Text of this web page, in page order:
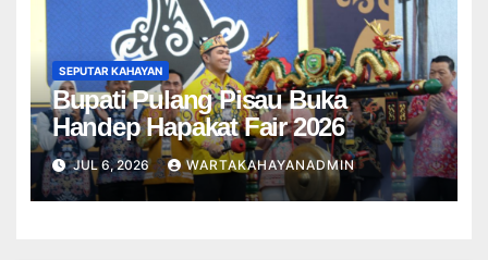
SEPUTAR KAHAYAN
Bupati Pulang Pisau Buka
Handep Hapakat Fair 2026
JUL 6, 2026 WARTAKAHAYANADMIN